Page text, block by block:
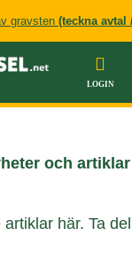
gravsten (teckna avtal
LOGIN
och
här. Ta